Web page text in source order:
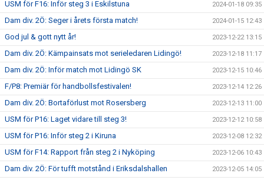
USM för F16: Inför steg 3 i Eskilstuna 2024-01-18 09:35
Dam div. 2Ö: Seger i årets första match! 2024-01-15 12:43
God jul & gott nytt år! 2023-12-22 13:15
Dam div. 2Ö: Kämpainsats mot serieledaren Lidingö! 2023-12-18 11:17
Dam div. 2Ö: Inför match mot Lidingö SK 2023-12-15 10:46
F/P8: Premiär för handbollsfestivalen! 2023-12-14 12:26
Dam div. 2Ö: Bortaförlust mot Rosersberg 2023-12-13 11:00
USM för P16: Laget vidare till steg 3! 2023-12-12 10:58
USM för P16: Inför steg 2 i Kiruna 2023-12-08 12:32
USM för F14: Rapport från steg 2 i Nyköping 2023-12-06 10:43
Dam div. 2Ö: För tufft motstånd i Eriksdalshallen 2023-12-05 14:05